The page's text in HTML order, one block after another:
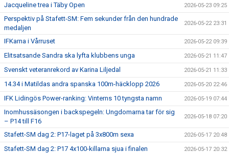
Jacqueline trea i Täby Open 2026-05-23 09:25
Perspektiv på Stafett-SM: Fem sekunder från den hundrade
medaljen
2026-05-22 23:31
IFKarna i Vårruset 2026-05-22 09:39
Elitsatsande Sandra ska lyfta klubbens unga 2026-05-21 11:47
Svenskt veteranrekord av Karina Liljedal 2026-05-21 11:33
14.34 i Matildas andra spanska 100m-häcklopp 2026 2026-05-20 22:46
IFK Lidingös Power-ranking: Vinterns 10 tyngsta namn 2026-05-19 07:44
Inomhussäsongen i backspegeln: Ungdomarna tar för sig
– P14 till F16
2026-05-18 07:20
Stafett-SM dag 2: P17-laget på 3x800m sexa 2026-05-17 20:48
Stafett-SM dag 2: P17 4x100-killarna sjua i finalen 2026-05-17 20:32